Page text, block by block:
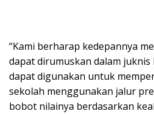
“Kami berharap kedepannya
dapat dirumuskan dalam juknis
dapat digunakan untuk
sekolah menggunakan jalur
bobot nilainya berdasarkan